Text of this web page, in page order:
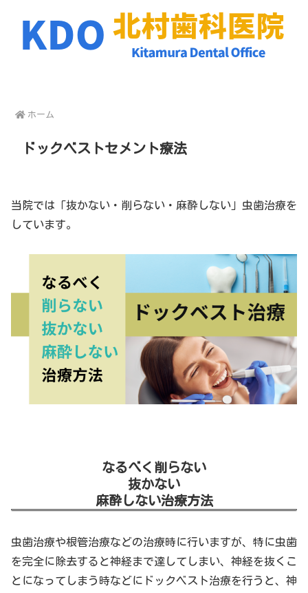
ホーム
ドックベストセメント療法
当院では「抜かない・削らない・麻酔しない」虫歯治療を
しています。
なるべく削らない
抜かない
麻酔しない治療方法
虫歯治療や根管治療などの治療時に行いますが、特に虫歯
を完全に除去すると神経まで達してしまい、神経を抜くこ
とになってしまう時などにドックベスト治療を行うと、神